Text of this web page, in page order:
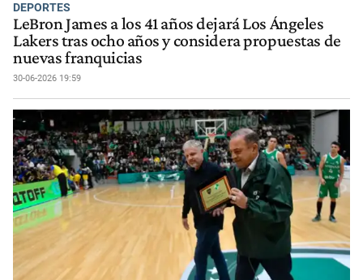
DEPORTES
LeBron James a los 41 años dejará Los Ángeles
Lakers tras ocho años y considera propuestas de
nuevas franquicias
30-06-2026 19:59